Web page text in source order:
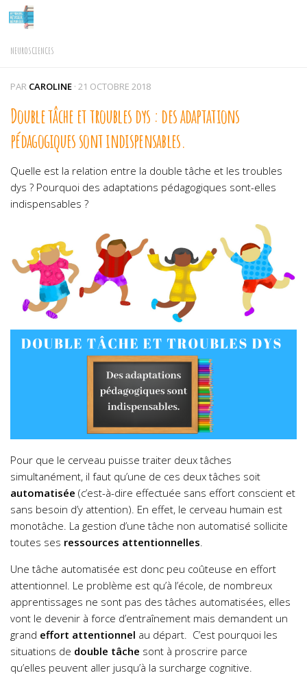
Skip to content
NEUROSCIENCES
PAR CAROLINE · 21 OCTOBRE 2018
Double tâche et troubles dys : des adaptations
pédagogiques sont indispensables.
Quelle est la relation entre la double tâche et les troubles
dys ? Pourquoi des adaptations pédagogiques sont-elles
indispensables ?
Pour que le cerveau puisse traiter deux tâches
simultanément, il faut qu’une de ces deux tâches soit
automatisée (c’est-à-dire effectuée sans effort conscient et
sans besoin d’y attention). En effet, le cerveau humain est
monotâche. La gestion d’une tâche non automatisé sollicite
toutes ses ressources attentionnelles
Une tâche automatisée est donc peu coûteuse en effort
attentionnel. Le problème est qu’à l’école, de nombreux
apprentissages ne sont pas des tâches automatisées, elles
vont le devenir à force d’entraînement mais demandent un
grand effort attentionnel au départ. C’est pourquoi les
situations de double tâche sont à proscrire parce
qu’elles peuvent aller jusqu’à la surcharge cognitive.